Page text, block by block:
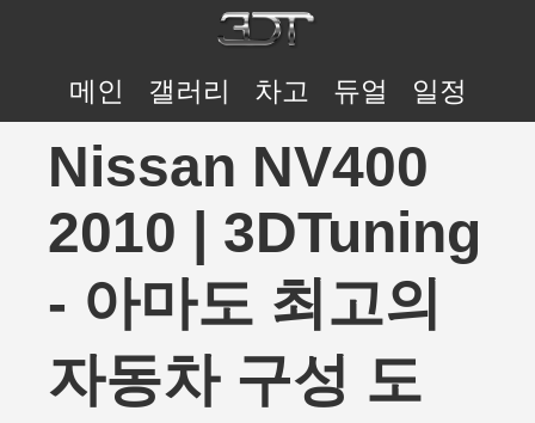
메인 갤러리 차고 듀얼 일정
Nissan NV400
2010 | 3DTuning
- 아마도 최고의
자동차 구성 도